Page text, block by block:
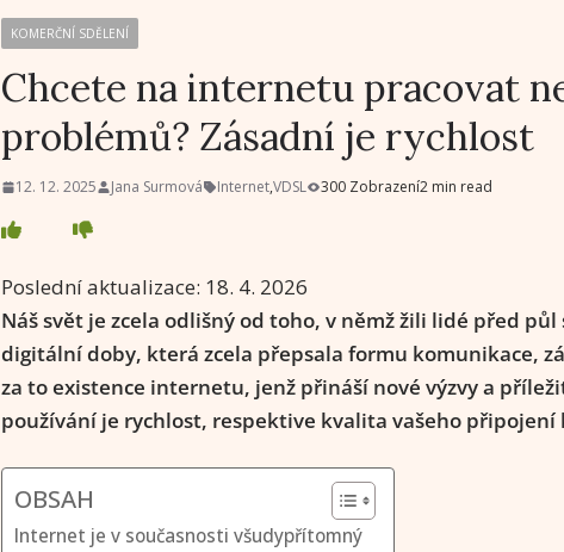
KOMERČNÍ SDĚLENÍ
Chcete na internetu pracovat
problémů? Zásadní je rychlost
12. 12. 2025 Jana Surmová Internet,VDSL 300 Zobrazení2 min read
Poslední aktualizace: 18. 4. 2026
Náš svět je zcela odlišný od toho, v němž žili lidé před
digitální doby, která zcela přepsala formu komunikace,
za to existence internetu, jenž přináší nové výzvy a
používání je rychlost, respektive kvalita vašeho připojení
OBSAH
Internet je v současnosti všudypřítomný